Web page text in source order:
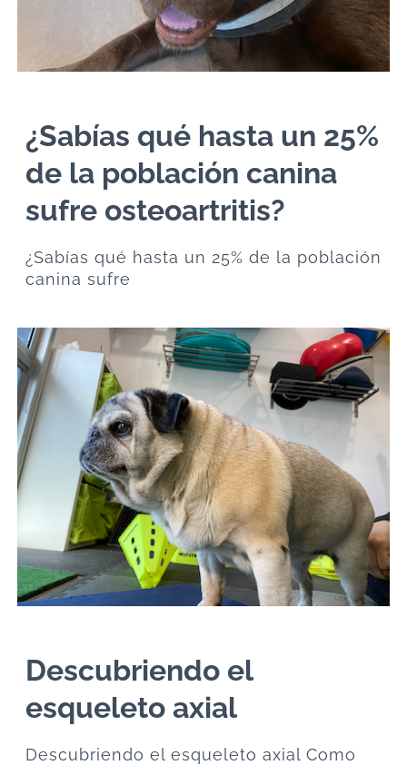
¿Sabías qué hasta un 25%
de la población canina
sufre osteoartritis?
¿Sabías qué hasta un 25% de la población
canina sufre
Descubriendo el
esqueleto axial
Descubriendo el esqueleto axial Como